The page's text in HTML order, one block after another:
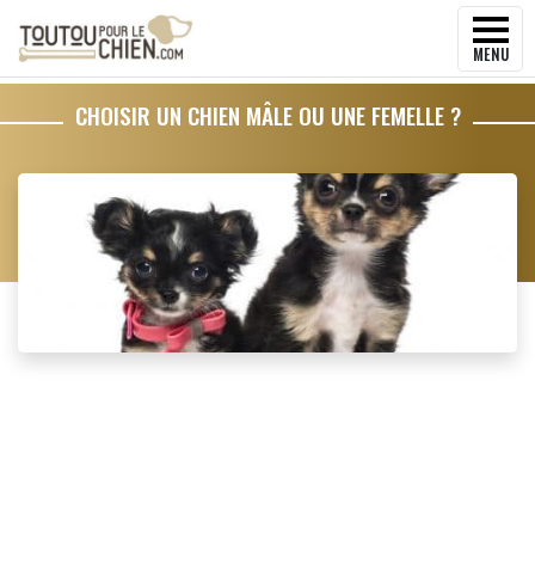
MENU
CHOISIR UN CHIEN MÂLE OU UNE FEMELLE ?